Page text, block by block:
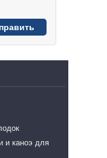
и каноэ для